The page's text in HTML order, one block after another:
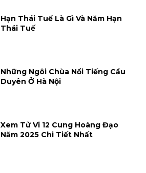
Hạn Thái Tuế Là Gì Và Năm Hạn
Thái Tuế
Những Ngôi Chùa Nổi Tiếng Cầu
Duyên Ở Hà Nội
Xem Tử Vi 12 Cung Hoàng Đạo
Năm 2025 Chi Tiết Nhất